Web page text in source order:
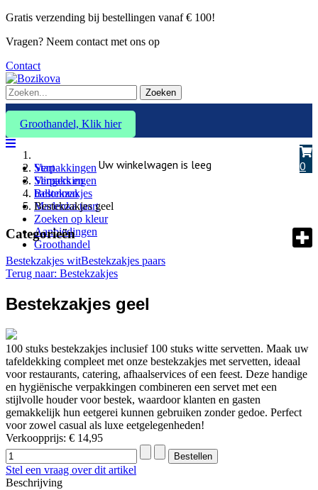
Gratis verzending bij bestellingen vanaf € 100!
Vragen? Neem contact met ons op
Contact
Zoeken
Groothandel, Klik hier
0
Uw winkelwagen is leeg
Verpakkingen
Slingers en
ballonnen
Marlenka taart
Zoeken op kleur
Aanbiedingen
Groothandel
Start
Verpakkingen
Bestekzakjes
Bestekzakjes geel
Categorieën
Bestekzakjes witBestekzakjes paars
Terug naar: Bestekzakjes
Bestekzakjes geel
100 stuks bestekzakjes inclusief 100 stuks witte servetten. Maak uw
tafeldekking compleet met onze bestekzakjes met servetten, ideaal
voor restaurants, catering, afhaalservices of een feest. Deze handige
en hygiënische verpakkingen combineren een servet met een
stijlvolle houder voor bestek, waardoor klanten en gasten
gemakkelijk hun eetgerei kunnen gebruiken zonder gedoe. Perfect
voor zowel casual als luxe eetgelegenheden!
Verkoopprijs: € 14,95
Stel een vraag over dit artikel
Beschrijving